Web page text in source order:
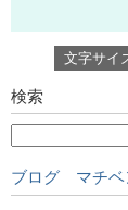
文字サイ
検索
ブログ マチベ